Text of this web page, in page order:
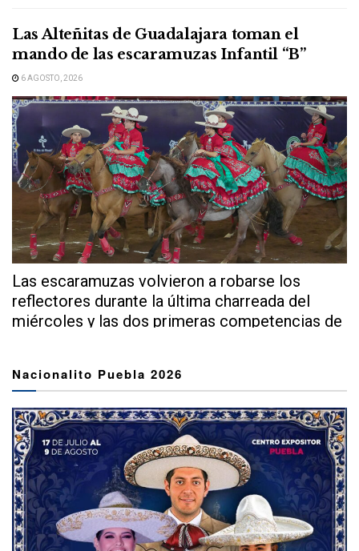
Las Alteñitas de Guadalajara toman el
mando de las escaramuzas Infantil “B”
6 AGOSTO, 2026
Las escaramuzas volvieron a robarse los
reflectores durante la última charreada del
miércoles y las dos primeras competencias de
Nacionalito Puebla 2026